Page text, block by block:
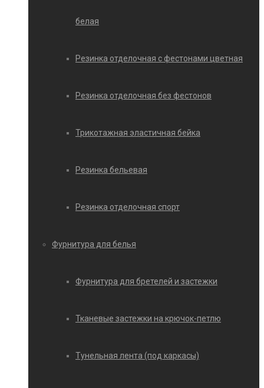
белая
Резинка отделочная с фестонами цветная
Резинка отделочная без фестонов
Трикотажная эластичная бейка
Резинка бельевая
Резинка отделочная спорт
Фурнитура для белья
Фурнитура для бретелей и застежки
Тканевые застежки на крючок-петлю
Тунельная лента (под каркасы)